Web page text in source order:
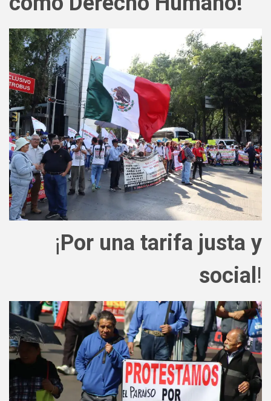
¡Por una tarifa justa y
social !